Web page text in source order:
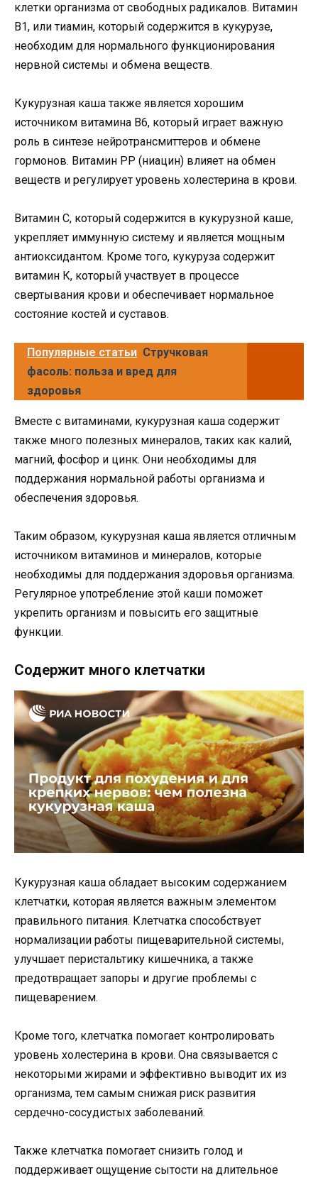
клетки организма от свободных радикалов. Витамин
В1, или тиамин, который содержится в кукурузе,
необходим для нормального функционирования
нервной системы и обмена веществ.
Кукурузная каша также является хорошим
источником витамина В6, который играет важную
роль в синтезе нейротрансмиттеров и обмене
гормонов. Витамин РР (ниацин) влияет на обмен
веществ и регулирует уровень холестерина в крови.
Витамин С, который содержится в кукурузной каше,
укрепляет иммунную систему и является мощным
антиоксидантом. Кроме того, кукуруза содержит
витамин К, который участвует в процессе
свертывания крови и обеспечивает нормальное
состояние костей и суставов.
Популярные статьи Стручковая
фасоль: польза и вред для
здоровья
Вместе с витаминами, кукурузная каша содержит
также много полезных минералов, таких как калий,
магний, фосфор и цинк. Они необходимы для
поддержания нормальной работы организма и
обеспечения здоровья.
Таким образом, кукурузная каша является отличным
источником витаминов и минералов, которые
необходимы для поддержания здоровья организма.
Регулярное употребление этой каши поможет
укрепить организм и повысить его защитные
функции.
Содержит много клетчатки
Кукурузная каша обладает высоким содержанием
клетчатки, которая является важным элементом
правильного питания. Клетчатка способствует
нормализации работы пищеварительной системы,
улучшает перистальтику кишечника, а также
предотвращает запоры и другие проблемы с
пищеварением.
Кроме того, клетчатка помогает контролировать
уровень холестерина в крови. Она связывается с
некоторыми жирами и эффективно выводит их из
организма, тем самым снижая риск развития
сердечно-сосудистых заболеваний.
Также клетчатка помогает снизить голод и
поддерживает ощущение сытости на длительное